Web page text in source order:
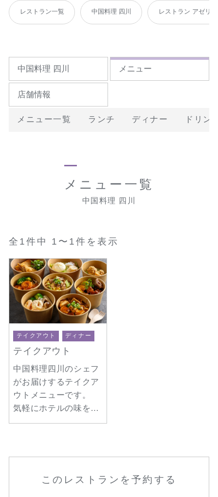
レストラン一覧 中国料理 四川 レストラン アゼリア
中国料理 四川 メニュー
店舗情報
メニュー一覧 ランチ ディナー ドリン
メニュー一覧
中国料理 四川
全1件中 1〜1件を表示
テイクアウト ディナー
テイクアウト
中国料理四川のシェフ
がお届けするテイクア
ウトメニューです。
気軽にホテルの味をお
楽しみください。
このレストランを予約する